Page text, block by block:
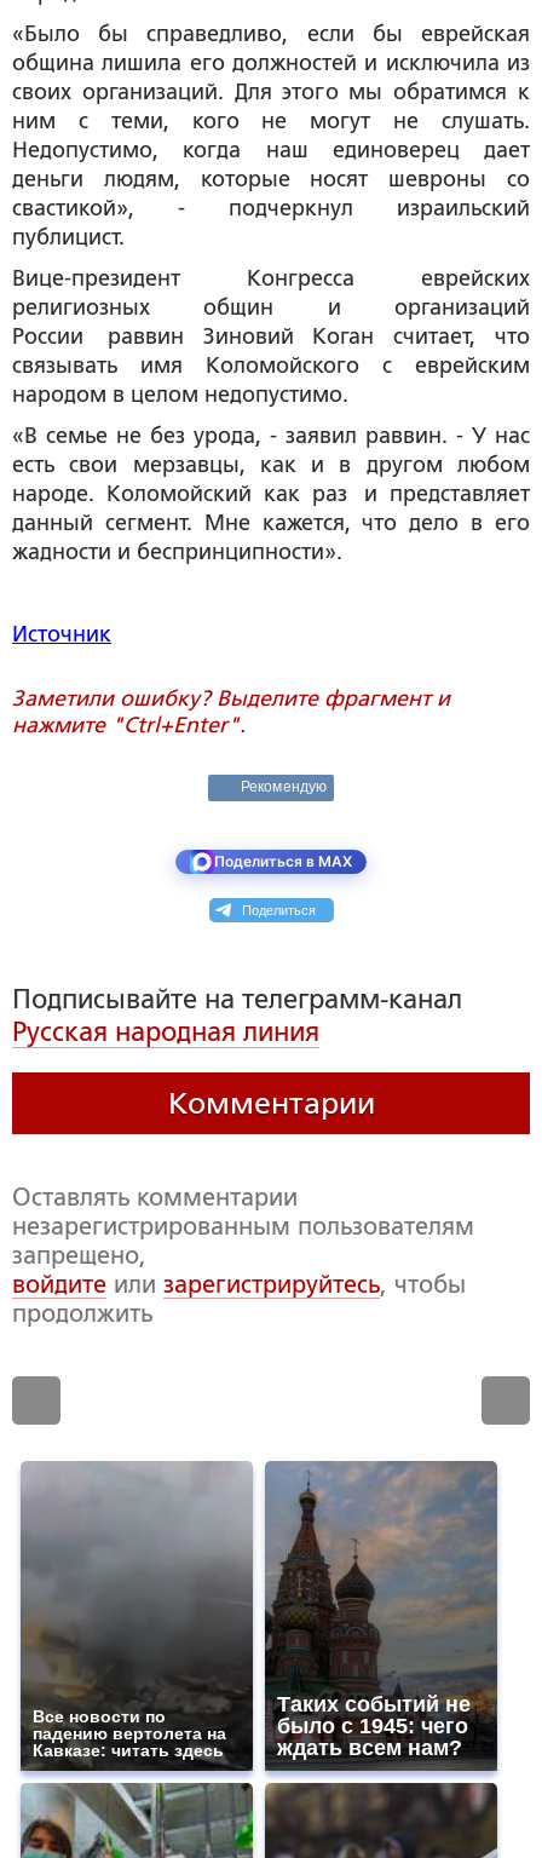
«Было бы справедливо, если бы еврейская
община лишила его должностей и исключила из
своих организаций. Для этого мы обратимся к
ним с теми, кого не могут не слушать.
Недопустимо, когда наш единоверец дает
деньги людям, которые носят шевроны со
свастикой», - подчеркнул израильский
публицист.
Вице-президент Конгресса еврейских
религиозных общин и организаций
России раввин Зиновий Коган считает, что
связывать имя Коломойского с еврейским
народом в целом недопустимо.
«В семье не без урода, - заявил раввин. - У нас
есть свои мерзавцы, как и в другом любом
народе. Коломойский как раз и представляет
данный сегмент. Мне кажется, что дело в его
жадности и беспринципности».
Источник
Заметили ошибку? Выделите фрагмент и
нажмите "Ctrl+Enter".
Рекомендую
Поделиться в MAX
Поделиться
Подписывайте на телеграмм-канал
Русская народная линия
Комментарии
Оставлять комментарии
незарегистрированным пользователям
запрещено,
войдите или зарегистрируйтесь, чтобы
продолжить
Все новости по
падению вертолета на
Кавказе: читать здесь
Таких событий не
было с 1945: чего
ждать всем нам?